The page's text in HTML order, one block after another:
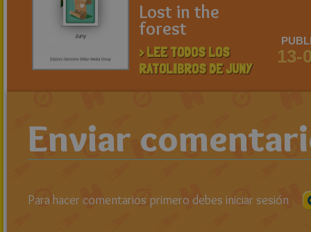
Lost in the
forest
> LEE TODOS LOS
RATOLIBROS DE JUNY
13-
Enviar
Para hacer comentarios primero debes iniciar sesión